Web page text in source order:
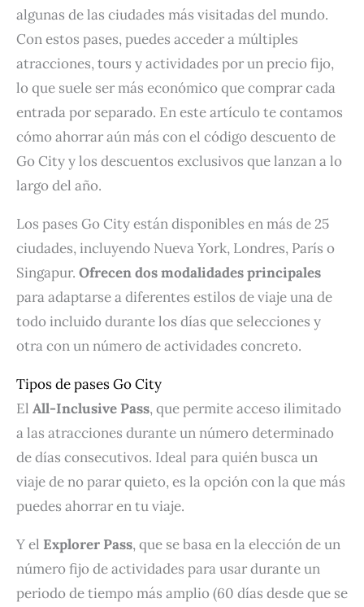
algunas de las ciudades más visitadas del mundo.
Con estos pases, puedes acceder a múltiples
atracciones, tours y actividades por un precio fijo,
lo que suele ser más económico que comprar cada
entrada por separado. En este artículo te contamos
cómo ahorrar aún más con el código descuento de
Go City y los descuentos exclusivos que lanzan a lo
largo del año.
Los pases Go City están disponibles en más de 25
ciudades, incluyendo Nueva York, Londres, París o
Singapur. Ofrecen dos modalidades principales
para adaptarse a diferentes estilos de viaje una de
todo incluido durante los días que selecciones y
otra con un número de actividades concreto.
Tipos de pases Go City
El All-Inclusive Pass, que permite acceso ilimitado
a las atracciones durante un número determinado
de días consecutivos. Ideal para quién busca un
viaje de no parar quieto, es la opción con la que más
puedes ahorrar en tu viaje.
Y el Explorer Pass, que se basa en la elección de un
número fijo de actividades para usar durante un
periodo de tiempo más amplio (60 días desde que se